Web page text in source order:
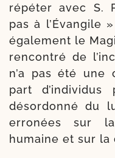
répé­ter avec S.
pas à l’Évangile »
éga­le­ment le
ren­con­tré de
n’a pas été une
part
désor­don­né du
erro­nées sur
humaine et sur la